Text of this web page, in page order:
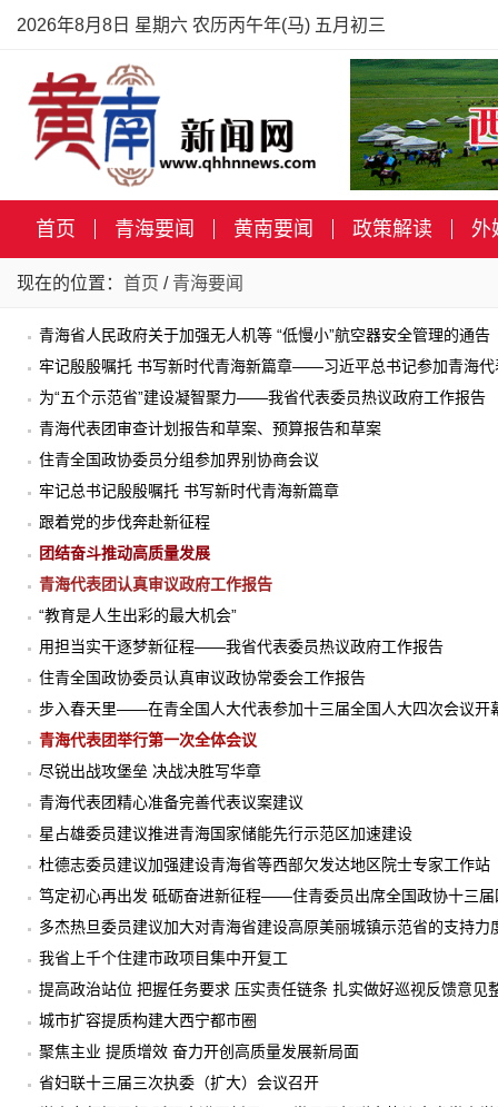
2026年8月8日 星期六 农历丙午年(马) 五月初三
首页 青海要闻 黄南要闻 政策解读 外
现在的位置： 首页 / 青海要闻
青海省人民政府关于加强无人机等 “低慢小”航空器安全管理的通告
牢记殷殷嘱托 书写新时代青海新篇章——习近平总书记参加青海
为“五个示范省”建设凝智聚力——我省代表委员热议政府工作报告
青海代表团审查计划报告和草案、预算报告和草案
住青全国政协委员分组参加界别协商会议
牢记总书记殷殷嘱托 书写新时代青海新篇章
跟着党的步伐奔赴新征程
团结奋斗推动高质量发展
青海代表团认真审议政府工作报告
“教育是人生出彩的最大机会”
用担当实干逐梦新征程——我省代表委员热议政府工作报告
住青全国政协委员认真审议政协常委会工作报告
步入春天里——在青全国人大代表参加十三届全国人大四次会议开
青海代表团举行第一次全体会议
尽锐出战攻堡垒 决战决胜写华章
青海代表团精心准备完善代表议案建议
星占雄委员建议推进青海国家储能先行示范区加速建设
杜德志委员建议加强建设青海省等西部欠发达地区院士专家工作站
笃定初心再出发 砥砺奋进新征程——住青委员出席全国政协十三届
多杰热旦委员建议加大对青海省建设高原美丽城镇示范省的支持力
我省上千个住建市政项目集中开复工
提高政治站位 把握任务要求 压实责任链条 扎实做好巡视反馈意见
城市扩容提质构建大西宁都市圈
聚焦主业 提质增效 奋力开创高质量发展新局面
省妇联十三届三次执委（扩大）会议召开